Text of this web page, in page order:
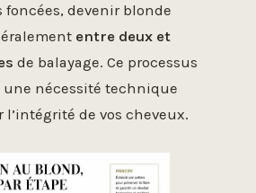
foncées, devenir blonde
entre deux et
de balayage. Ce processus
une nécessité technique
l’intégrité de vos cheveux.